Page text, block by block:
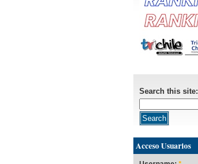
Search this site:
Acceso Usuarios